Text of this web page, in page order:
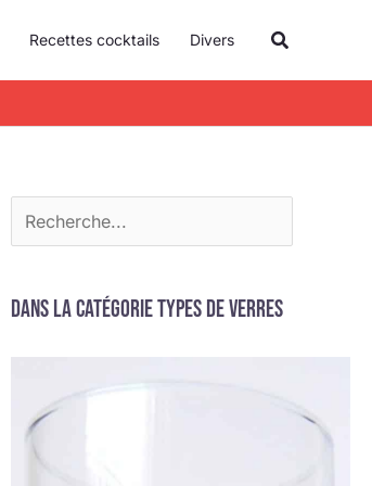
Recettes cocktails Divers
c
h
e
Dans la catégorie Types de verres